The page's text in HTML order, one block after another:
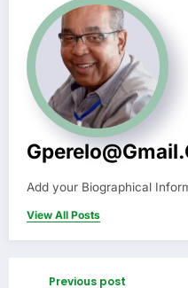
Add your Biographical
View All Posts
Previous post